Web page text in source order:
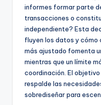
informes formar parte
transacciones o
independiente? Esta
fluyen los datos y cómo
más ajustado fomenta
mientras que un límite
coordinación. El
respalde las
sobrediseñar para